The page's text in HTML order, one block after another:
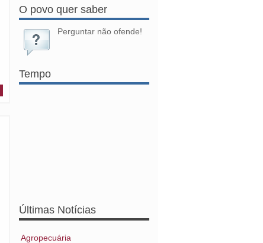
O povo quer saber
Perguntar não ofende!
Tempo
Últimas Notícias
Agropecuária